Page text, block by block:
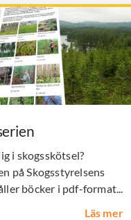
i skogsskötsel?
på Skogsstyrelsens
böcker i pdf-format...
Läs mer